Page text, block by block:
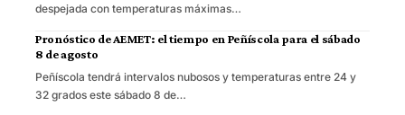
despejada con temperaturas máximas…
Pronóstico de AEMET: el tiempo en Peñíscola para el sábado
8 de agosto
Peñíscola tendrá intervalos nubosos y temperaturas entre 24 y
32 grados este sábado 8 de…